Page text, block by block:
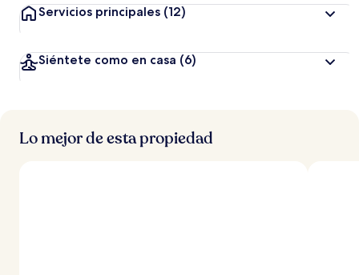
Servicios principales (12)
Siéntete como en casa (6)
Lo mejor de esta propiedad